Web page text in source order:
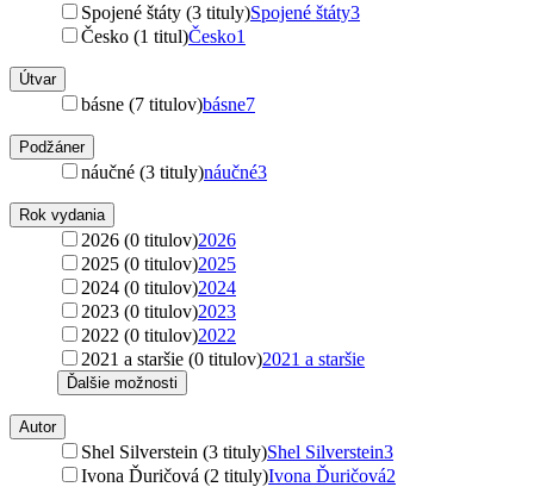
Spojené štáty (3 tituly)Spojené štáty3
Česko (1 titul)Česko1
Útvar
básne (7 titulov)básne7
Podžáner
náučné (3 tituly)náučné3
Rok vydania
2026 (0 titulov)2026
2025 (0 titulov)2025
2024 (0 titulov)2024
2023 (0 titulov)2023
2022 (0 titulov)2022
2021 a staršie (0 titulov)2021 a staršie
Ďalšie možnosti
Autor
Shel Silverstein (3 tituly)Shel Silverstein3
Ivona Ďuričová (2 tituly)Ivona Ďuričová2